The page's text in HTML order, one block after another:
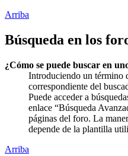
Arriba
Búsqueda en los
¿Cómo se puede buscar en
Introduciendo un término
correspondiente del
Puede acceder a
enlace “Búsqueda
páginas del foro. La
depende de la plantilla
Arriba